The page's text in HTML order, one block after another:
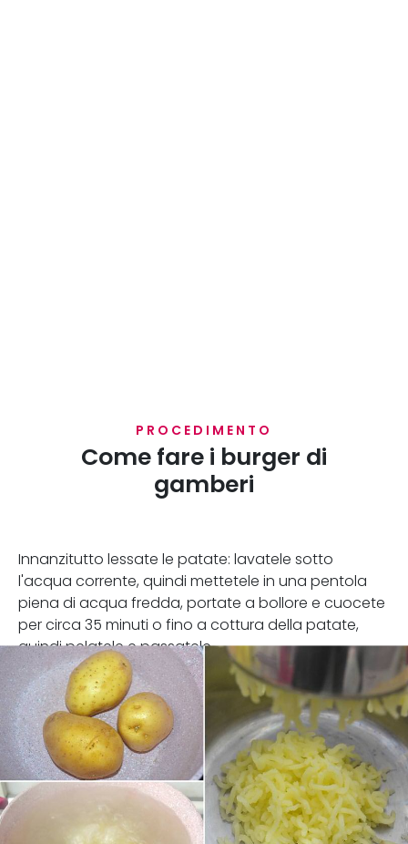
PROCEDIMENTO
Come fare i burger di
gamberi
Innanzitutto lessate le patate: lavatele sotto
l'acqua corrente, quindi mettetele in una pentola
piena di acqua fredda, portate a bollore e cuocete
per circa 35 minuti o fino a cottura della patate,
quindi pelatele e passatele.